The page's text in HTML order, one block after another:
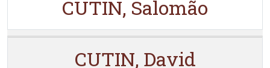
CUTIN, Salomão
CUTIN, David